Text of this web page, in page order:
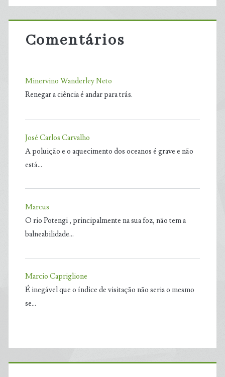
Comentários
Minervino Wanderley Neto
Renegar a ciência é andar para trás.
José Carlos Carvalho
A poluição e o aquecimento dos oceanos é grave e não
está…
Marcus
O rio Potengi , principalmente na sua foz, não tem a
balneabilidade…
Marcio Capriglione
É inegável que o índice de visitação não seria o mesmo
se…